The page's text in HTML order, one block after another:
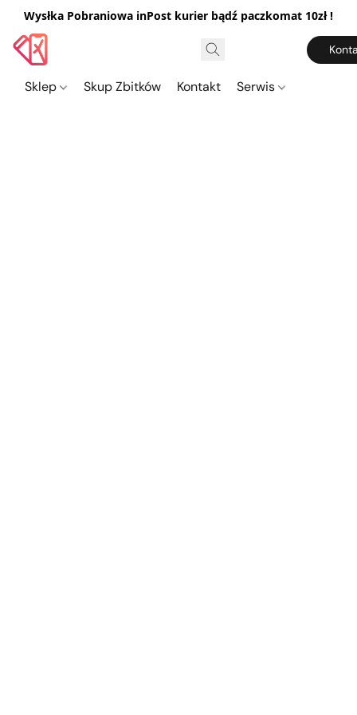
Wysłka Pobraniowa inPost kurier bądź paczkomat 10zł !
Sklep Skup Zbitków Kontakt Serwis